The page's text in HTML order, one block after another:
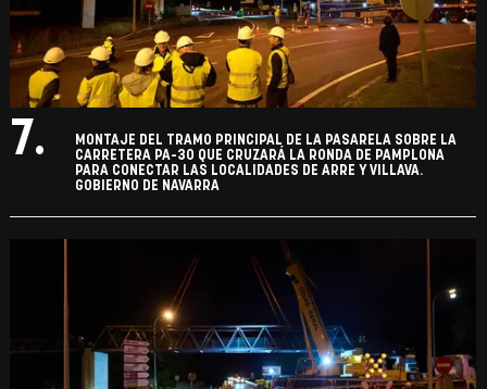
7.
MONTAJE DEL TRAMO PRINCIPAL DE LA PASARELA SOBRE LA
CARRETERA PA-30 QUE CRUZARÁ LA RONDA DE PAMPLONA
PARA CONECTAR LAS LOCALIDADES DE ARRE Y VILLAVA.
GOBIERNO DE NAVARRA